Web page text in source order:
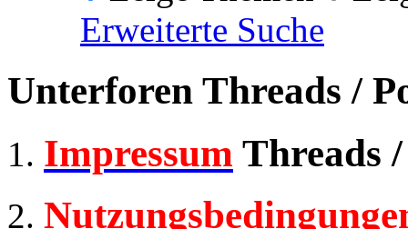
Erweiterte Suche
Unterforen Threads /
Impressum Threads